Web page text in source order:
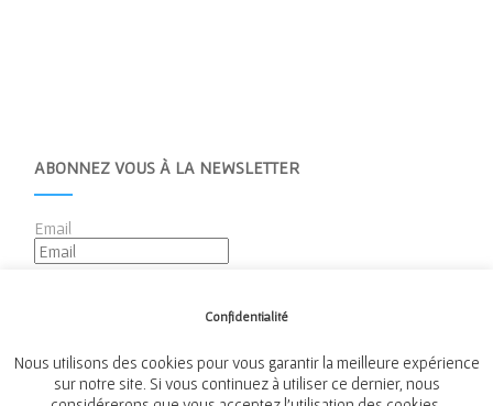
ABONNEZ VOUS À LA NEWSLETTER
Email
Confidentialité
Nous utilisons des cookies pour vous garantir la meilleure expérience
sur notre site. Si vous continuez à utiliser ce dernier, nous